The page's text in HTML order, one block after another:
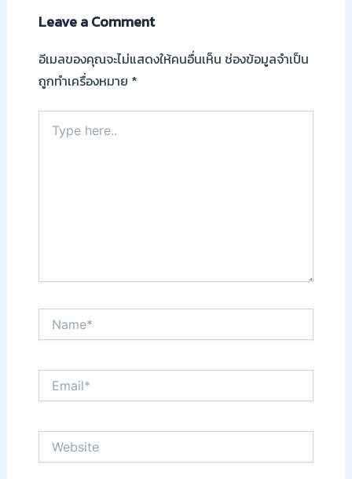
Leave a Comment
อีเมลของคุณจะไม่แสดงให้คนอื่นเห็น ช่องข้อมูลจำเป็น
ถูกทำเครื่องหมาย *
here..
Name*
Email*
Website